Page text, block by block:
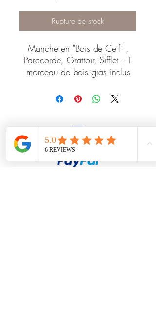
Rupture de stock
Manche en "Bois de Cerf" ,
Paracorde, Grattoir, Sifflet +1
morceau de bois gras inclus